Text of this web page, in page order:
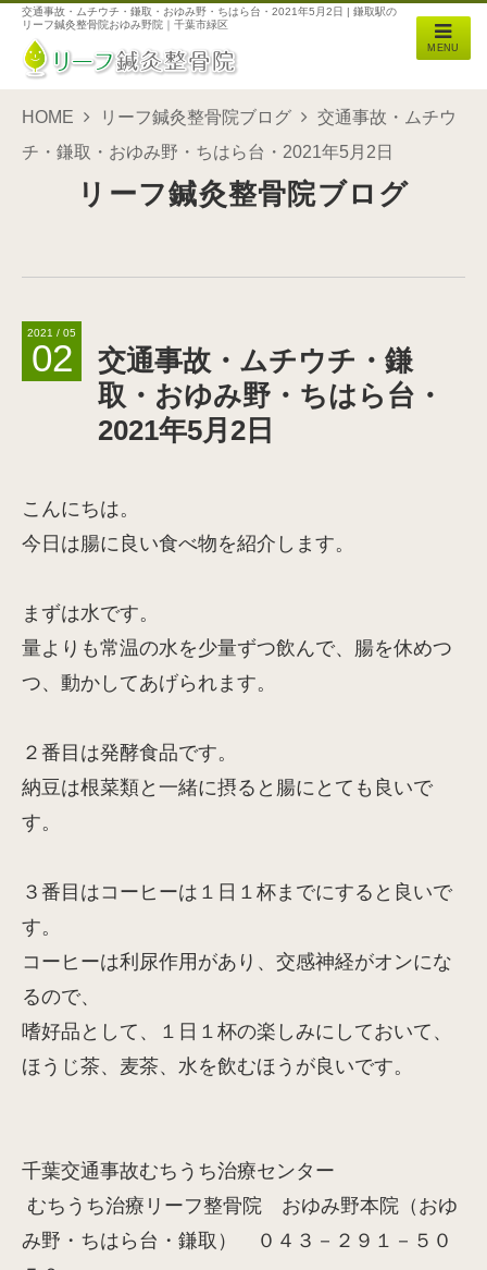
交通事故・ムチウチ・鎌取・おゆみ野・ちはら台・2021年5月2日 | 鎌取駅の
リーフ鍼灸整骨院おゆみ野院｜千葉市緑区
MENU
HOME リーフ鍼灸整骨院ブログ
交通事故・ムチウ
チ・鎌取・おゆみ野・ちはら台・2021年5月2日
リーフ鍼灸整骨院ブログ
交通事故・ムチウチ・鎌
取・おゆみ野・ちはら台・
2021年5月2日
2021 / 05
02
こんにちは。
今日は腸に良い食べ物を紹介します。
まずは水です。
量よりも常温の水を少量ずつ飲んで、腸を休めつ
つ、動かしてあげられます。
２番目は発酵食品です。
納豆は根菜類と一緒に摂ると腸にとても良いで
す。
３番目はコーヒーは１日１杯までにすると良いで
す。
コーヒーは利尿作用があり、交感神経がオンにな
るので、
嗜好品として、１日１杯の楽しみにしておいて、
ほうじ茶、麦茶、水を飲むほうが良いです。
千葉交通事故むちうち治療センター
むちうち治療リーフ整骨院 おゆみ野本院（おゆ
み野・ちはら台・鎌取） ０４３－２９１－５０